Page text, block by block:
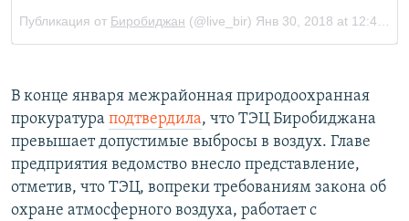
В конце января межрайонная природоохранная
прокуратура подтвердила, что ТЭЦ Биробиджана
превышает допустимые выбросы в воздух. Главе
предприятия ведомство внесло представление,
отметив, что ТЭЦ, вопреки требованиям закона об
охране атмосферного воздуха, работает с